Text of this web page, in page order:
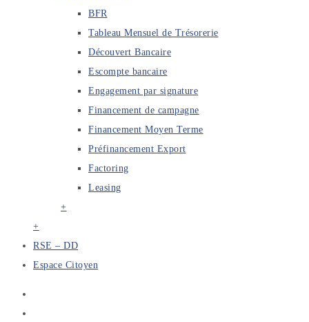
BFR
Tableau Mensuel de Trésorerie
Découvert Bancaire
Escompte bancaire
Engagement par signature
Financement de campagne
Financement Moyen Terme
Préfinancement Export
Factoring
Leasing
+
+
RSE – DD
Espace Citoyen